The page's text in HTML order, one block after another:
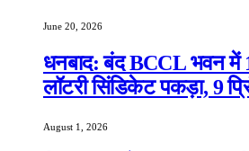
June 20, 2026
धनबाद: बंद BCCL भवन में
लॉटरी सिंडिकेट पकड़ा, 9
August 1, 2026